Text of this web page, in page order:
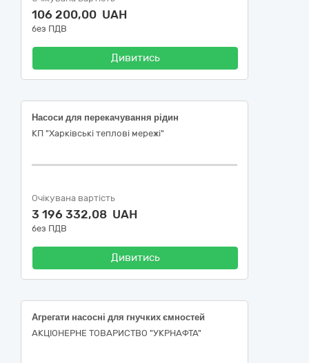
106 200,00 UAH
без ПДВ
Дивитись
Насоси для перекачування рідин
КП "Харківські теплові мережі"
Очікувана вартість
3 196 332,08 UAH
без ПДВ
Дивитись
Агрегати насосні для гнучких ємностей
АКЦІОНЕРНЕ ТОВАРИСТВО "УКPНAФТА"